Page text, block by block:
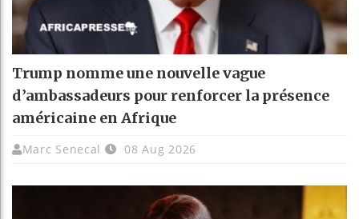
Trump nomme une nouvelle vague
d’ambassadeurs pour renforcer la présence
américaine en Afrique
Marc Senecal 08 Aug 2026